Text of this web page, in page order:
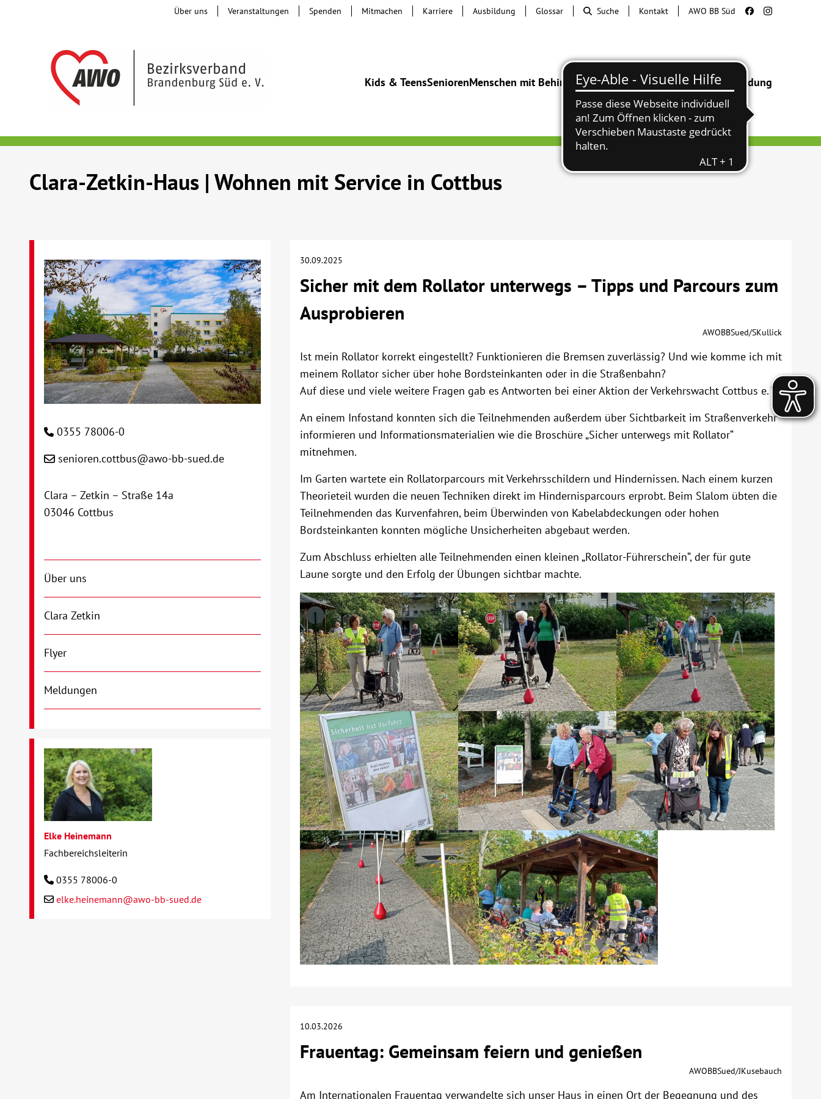
Kids & TeensSeniorenMenschen mit BehinderungBeratung & HilfeBegegnung Bildung
Über uns Veranstaltungen Spenden Mitmachen Karriere Ausbildung Glossar Suche Kontakt AWO BB Süd
Clara-Zetkin-Haus | Wohnen mit Service in Cottbus
30.09.2025
Sicher mit dem Rollator unterwegs – Tipps und Parcours zum
Ausprobieren
AWOBBSued/SKullick
Ist mein Rollator korrekt eingestellt? Funktionieren die Bremsen zuverlässig? Und wie komme ich mit
meinem Rollator sicher über hohe Bordsteinkanten oder in die Straßenbahn?
Auf diese und viele weitere Fragen gab es Antworten bei einer Aktion der Verkehrswacht Cottbus e. V.
An einem Infostand konnten sich die Teilnehmenden außerdem über Sichtbarkeit im Straßenverkehr
informieren und Informationsmaterialien wie die Broschüre „Sicher unterwegs mit Rollator“
mitnehmen.
Im Garten wartete ein Rollatorparcours mit Verkehrsschildern und Hindernissen. Nach einem kurzen
Theorieteil wurden die neuen Techniken direkt im Hindernisparcours erprobt. Beim Slalom übten die
Teilnehmenden das Kurvenfahren, beim Überwinden von Kabelabdeckungen oder hohen
Bordsteinkanten konnten mögliche Unsicherheiten abgebaut werden.
Zum Abschluss erhielten alle Teilnehmenden einen kleinen „Rollator-Führerschein“, der für gute
Laune sorgte und den Erfolg der Übungen sichtbar machte.
10.03.2026
Frauentag: Gemeinsam feiern und genießen
AWOBBSued/JKusebauch
Am Internationalen Frauentag verwandelte sich unser Haus in einen Ort der Begegnung und des
0355 78006-0
senioren.cottbus@awo-bb-sued.de
Clara – Zetkin – Straße 14a
03046 Cottbus
Über uns
Clara Zetkin
Flyer
Meldungen
Elke Heinemann
Fachbereichsleiterin
0355 78006-0
elke.heinemann@awo-bb-sued.de